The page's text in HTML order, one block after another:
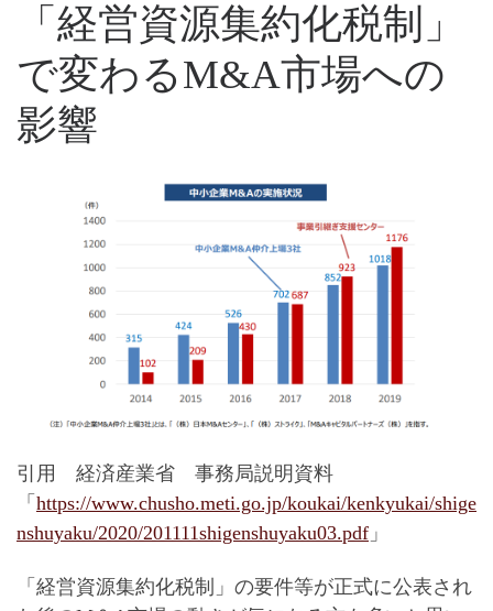
「経営資源集約化税制」
で変わるM&A市場への
影響
引用 経済産業省 事務局説明資料
「 https://www.chusho.meti.go.jp/koukai/kenkyukai/shige
nshuyaku/2020/201111shigenshuyaku03.pdf 」
「経営資源集約化税制」の要件等が正式に公表され